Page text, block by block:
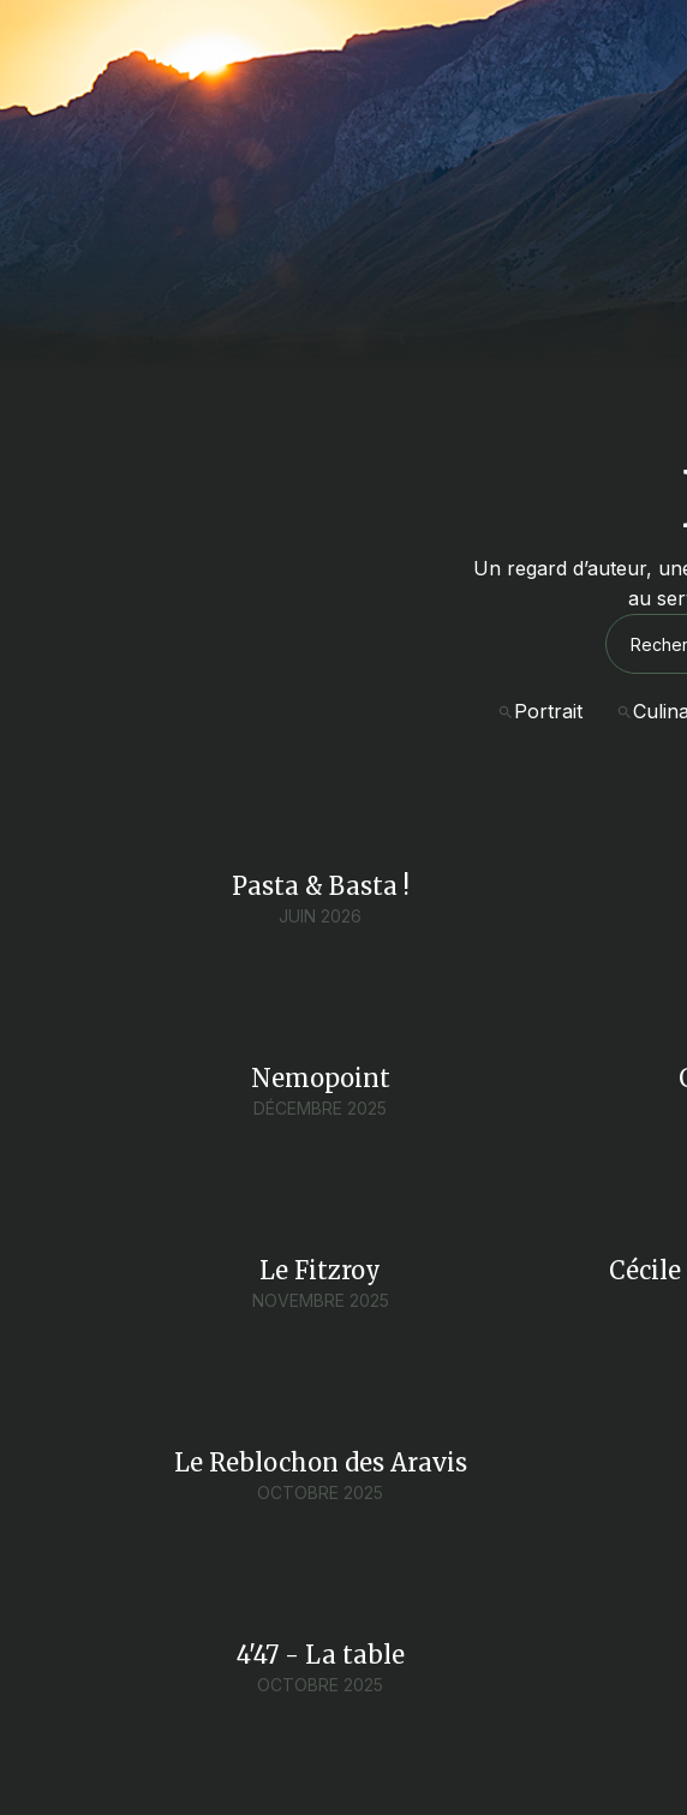
Un regard d’auteur,
au
Portrait
Pasta & Basta !
JUIN 2026
Nemopoint
DÉCEMBRE 2025
Le Fitzroy
NOVEMBRE 2025
Le Reblochon des Aravis
OCTOBRE 2025
4'47 - La table
OCTOBRE 2025